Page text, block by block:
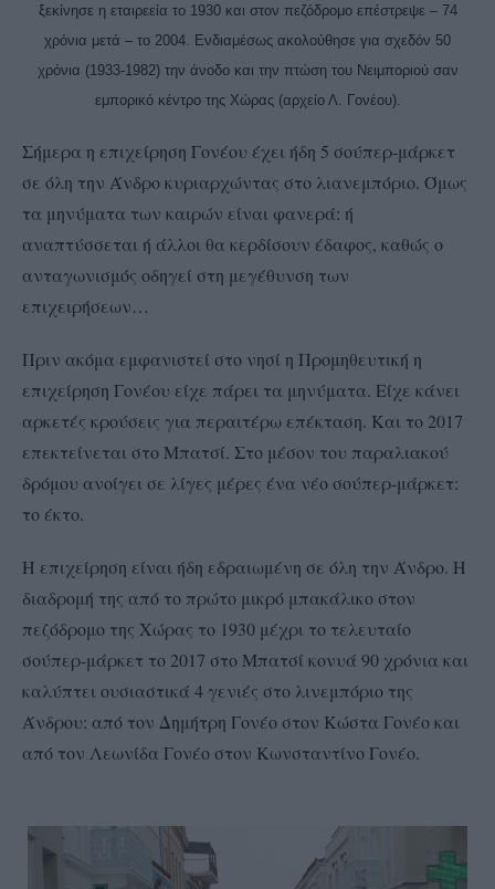
ξεκίνησε η εταιρεεία το 1930 και στον πεζόδρομο επέστρεψε – 74
χρόνια μετά – το 2004. Ενδιαμέσως ακολούθησε για σχεδόν 50
χρόνια (1933-1982) την άνοδο και την πτώση του Νειμποριού σαν
εμπορικό κέντρο της Χώρας (αρχείο Λ. Γονέου).
Σήμερα η επιχείρηση Γονέου έχει ήδη 5 σούπερ-μάρκετ
σε όλη την Άνδρο κυριαρχώντας στο λιανεμπόριο. Όμως
τα μηνύματα των καιρών είναι φανερά: ή
αναπτύσσεται ή άλλοι θα κερδίσουν έδαφος, καθώς ο
ανταγωνισμός οδηγεί στη μεγέθυνση των
επιχειρήσεων…
Πριν ακόμα εμφανιστεί στο νησί η Προμηθευτική η
επιχείρηση Γονέου είχε πάρει τα μηνύματα. Είχε κάνει
αρκετές κρούσεις για περαιτέρω επέκταση. Και το 2017
επεκτείνεται στο Μπατσί. Στο μέσον του παραλιακού
δρόμου ανοίγει σε λίγες μέρες ένα νέο σούπερ-μάρκετ:
το έκτο.
Η επιχείρηση είναι ήδη εδραιωμένη σε όλη την Άνδρο. Η
διαδρομή της από το πρώτο μικρό μπακάλικο στον
πεζόδρομο της Χώρας το 1930 μέχρι το τελευταίο
σούπερ-μάρκετ το 2017 στο Μπατσί κονυά 90 χρόνια και
καλύπτει ουσιαστικά 4 γενιές στο λινεμπόριο της
Άνδρου: από τον Δημήτρη Γονέο στον Κώστα Γονέο και
από τον Λεωνίδα Γονέο στον Κωνσταντίνο Γονέο.